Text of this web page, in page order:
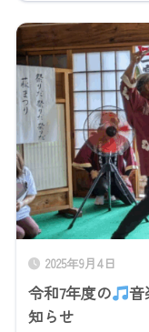
2025年9月4日
令和7年度の 音
知らせ